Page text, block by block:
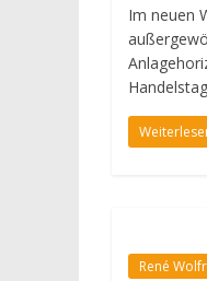
Im neuen
René